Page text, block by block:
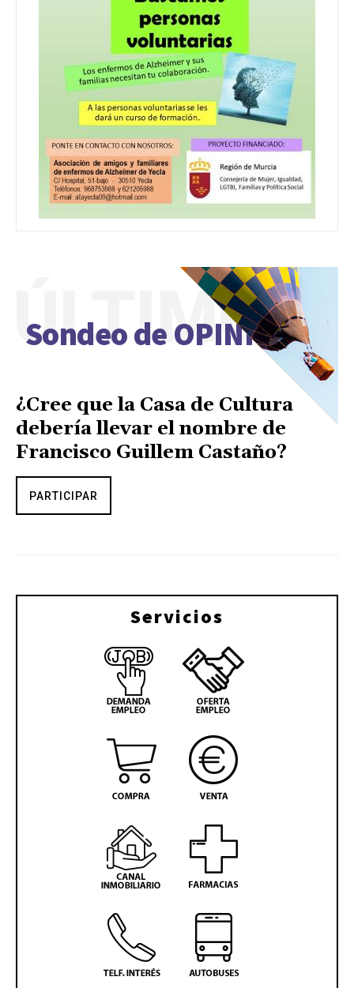
Sondeo de OPINIÓN
ÚLTIMO
¿Cree que la Casa de Cultura
debería llevar el nombre de
Francisco Guillem Castaño?
PARTICIPAR
Servicios